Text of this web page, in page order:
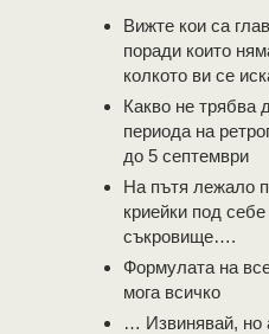
Вижте кои са
поради които
колкото ви се
Какво не трябва
периода на
до 5 септември
На пътя лежало
криейки под
съкровище….
Формулата на
мога всичко
… Извинявай, но